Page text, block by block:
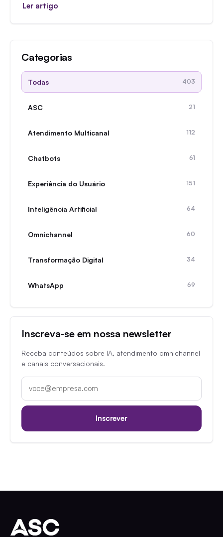
Ler artigo
Categorias
Todas 403
ASC 21
Atendimento Multicanal 112
Chatbots 61
Experiência do Usuário 151
Inteligência Artificial 64
Omnichannel 60
Transformação Digital 34
WhatsApp 69
Inscreva-se em nossa newsletter
Receba conteúdos sobre IA, atendimento omnichannel
e canais conversacionais.
E-mail corporativo
Inscrever